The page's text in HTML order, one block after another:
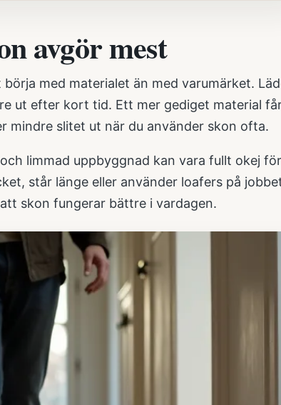
avgör mest
med materialet än med varumärket.
ut efter kort tid. Ett mer gediget material
slitet ut när du använder skon ofta.
limmad uppbyggnad kan vara fullt okej
står länge eller använder loafers på
skon fungerar bättre i vardagen.